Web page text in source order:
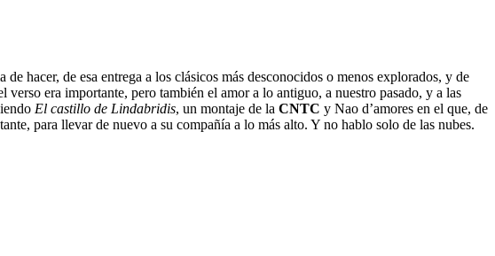
hacer, de esa entrega a los clásicos más desconocidos o menos explorados, y de
era importante, pero también el amor a lo antiguo, a nuestro pasado, y a las
El castillo de Lindabridis, un montaje de la CNTC y Nao d’amores en el que, de
para llevar de nuevo a su compañía a lo más alto. Y no hablo solo de las nubes.